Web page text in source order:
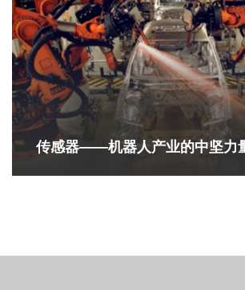
传感器——机器人产业的中坚力